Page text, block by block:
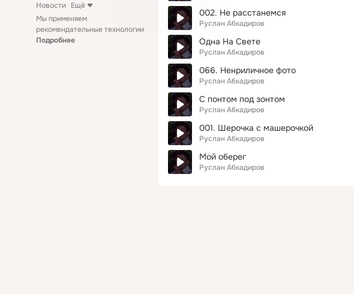
Новости Ещё
Мы применяем
рекомендательные технологии
Подробнее
002. Не расстанемся
Руслан Абкадиров
Одна На Свете
Руслан Абкадиров
066. Ненриличное фото
Руслан Абкадиров
С понтом под зонтом
Руслан Абкадиров
001. Шерочка с машерочкой
Руслан Абкадиров
Мой оберег
Руслан Абкадиров